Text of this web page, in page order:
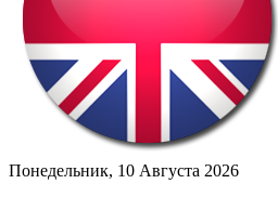
Понедельник, 10 Августа 2026